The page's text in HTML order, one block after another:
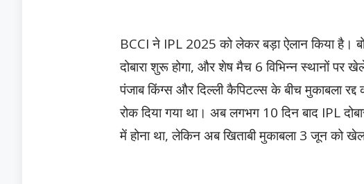
BCCI ने IPL 2025 को लेकर बड़ा ऐलान किया है।
दोबारा शुरू होगा, और शेष मैच 6 विभिन्न स्थानों
पंजाब किंग्स और दिल्ली कैपिटल्स के बीच मुकाबला
रोक दिया गया था। अब लगभग 10 दिन बाद IPL
में होना था, लेकिन अब खिताबी मुकाबला 3 जून को